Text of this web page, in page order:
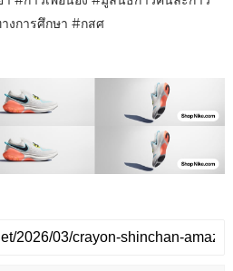
งการศึกษา #กสศ